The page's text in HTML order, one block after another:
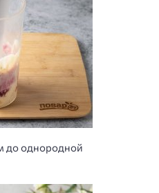
до однородной